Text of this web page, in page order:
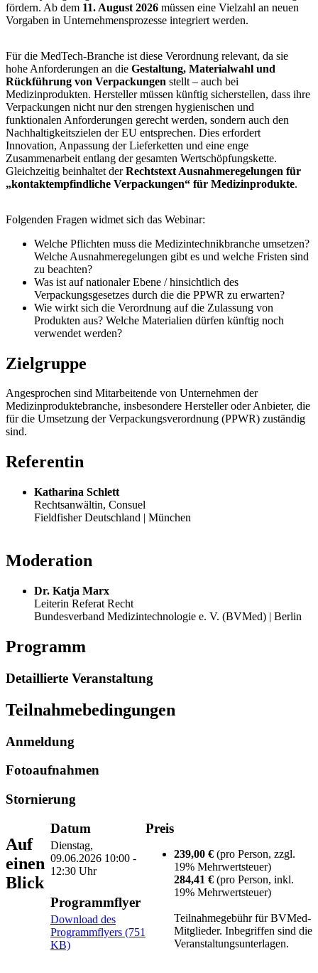
fördern. Ab dem 11. August 2026 müssen eine Vielzahl an neuen
Vorgaben in Unternehmensprozesse integriert werden.
Für die MedTech-Branche ist diese Verordnung relevant, da sie
hohe Anforderungen an die Gestaltung, Materialwahl und
Rückführung von Verpackungen stellt – auch bei
Medizinprodukten. Hersteller müssen künftig sicherstellen, dass ihre
Verpackungen nicht nur den strengen hygienischen und
funktionalen Anforderungen gerecht werden, sondern auch den
Nachhaltigkeitszielen der EU entsprechen. Dies erfordert
Innovation, Anpassung der Lieferketten und eine enge
Zusammenarbeit entlang der gesamten Wertschöpfungskette.
Gleichzeitig beinhaltet derRechtstext Ausnahmeregelungen für
„kontaktempfindliche Verpackungen“ für Medizinprodukte.
Folgenden Fragen widmet sich das Webinar:
Welche Pflichten muss die Medizintechnikbranche umsetzen?
Welche Ausnahmeregelungen gibt es und welche Fristen sind
zu beachten?
Was ist auf nationaler Ebene / hinsichtlich des
Verpackungsgesetzes durch die die PPWR zu erwarten?
Wie wirkt sich die Verordnung auf die Zulassung von
Produkten aus? Welche Materialien dürfen künftig noch
verwendet werden?
Zielgruppe
Angesprochen sind Mitarbeitende von Unternehmen der
Medizinproduktebranche, insbesondere Hersteller oder Anbieter, die
für die Umsetzung der Verpackungsverordnung (PPWR) zuständig
sind.
Referentin
Katharina Schlett
Rechtsanwältin, Consuel
Fieldfisher Deutschland | München
Moderation
Dr. Katja Marx
Leiterin Referat Recht
Bundesverband Medizintechnologie e. V. (BVMed) | Berlin
Programm
Detaillierte Veranstaltung
Teilnahmebedingungen
Anmeldung
Fotoaufnahmen
Stornierung
Auf
einen
Blick
Datum
Dienstag,
09.06.2026 10:00 -
12:30 Uhr
Programmflyer
Download des
Programmflyers (751
KB)
Preis
239,00 €(pro Person, zzgl.
19% Mehrwertsteuer)
284,41 €(pro Person, inkl.
19% Mehrwertsteuer)
Teilnahmegebühr für BVMed-
Mitglieder. Inbegriffen sind die
Veranstaltungsunterlagen.